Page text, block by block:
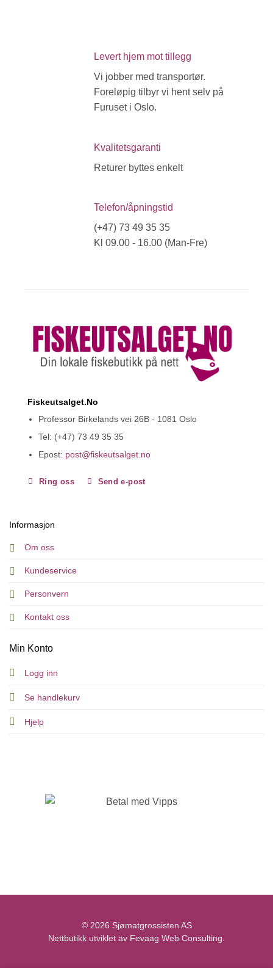
Levert hjem mot tillegg
Vi jobber med transportør.
Foreløpig tilbyr vi hent selv på
Furuset i Oslo.
Kvalitetsgaranti
Returer byttes enkelt
Telefon/åpningstid
(+47) 73 49 35 35
Kl 09.00 - 16.00 (Man-Fre)
Fiskeutsalget.No
Professor Birkelands vei 26B - 1081 Oslo
Tel: (+47) 73 49 35 35
Epost: post@fiskeutsalget.no
Ring oss Send e-post
Informasjon
Om oss
Kundeservice
Personvern
Kontakt oss
Min Konto
Logg inn
Se handlekurv
Hjelp
© 2026 Sjømatgrossisten AS
Nettbutikk utviklet av Fevaag Web Consulting.